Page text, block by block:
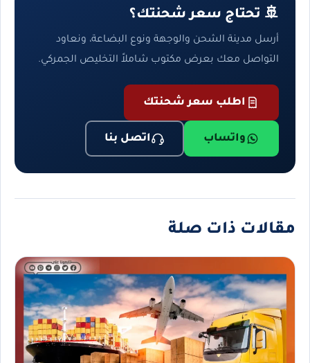
🚢 تحتاج سعر شحنتك؟
أرسل مدينة الشحن والوجهة ونوع البضاعة، ونعاود
التواصل معك بعرض مكتوب شاملاً التخليص الجمركي.
اطلب سعر شحنتك
واتساب اتصل بنا
مقالات ذات صلة